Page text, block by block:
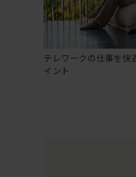
テレワークの仕事を快
イント